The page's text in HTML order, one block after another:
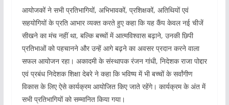
आयोजकों ने सभी प्रतिभागियों, अभिभावकों, प्रशिक्षकों, अतिथियों एवं
सहयोगियों के प्रति आभार व्यक्त करते हुए कहा कि यह कैंप केवल नई चीजें
सीखने का मंच नहीं था, बल्कि बच्चों में आत्मविश्वास बढ़ाने, उनकी छिपी
प्रतिभाओं को पहचानने और उन्हें आगे बढ़ने का अवसर प्रदान करने वाला
सफल आयोजन रहा। अकादमी के संस्थापक रंजन गांधी, निदेशक राजा पोद्दार
एवं प्रबंध निदेशक शिक्षा देबरे ने कहा कि भविष्य में भी बच्चों के सर्वांगीण
विकास के लिए ऐसे कार्यक्रम आयोजित किए जाते रहेंगे। कार्यक्रम के अंत में
सभी प्रतिभागियों को सम्मानित किया गया।